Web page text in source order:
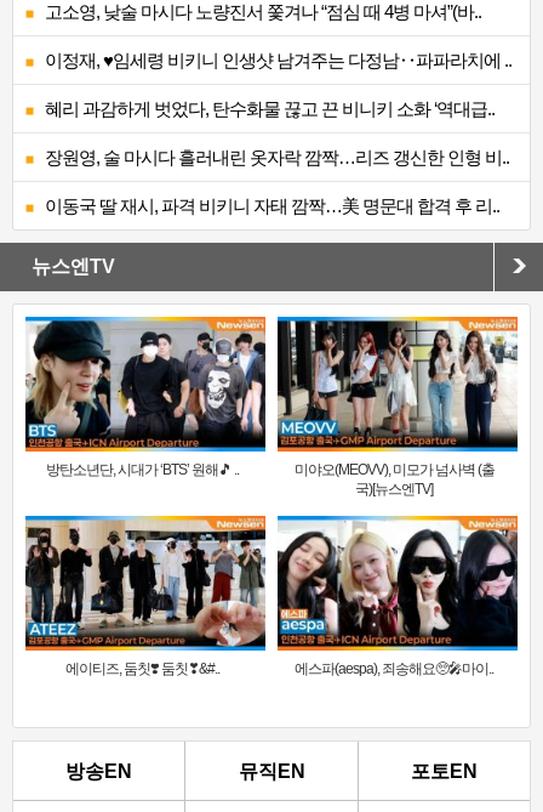
고소영, 낮술 마시다 노량진서 쫓겨나 “점심 때 4병 마셔”(바..
이정재, ♥임세령 비키니 인생샷 남겨주는 다정남‥파파라치에 ..
혜리 과감하게 벗었다, 탄수화물 끊고 끈 비니키 소화 ‘역대급..
장원영, 술 마시다 흘러내린 옷자락 깜짝…리즈 갱신한 인형 비..
이동국 딸 재시, 파격 비키니 자태 깜짝…美 명문대 합격 후 리..
뉴스엔TV
방탄소년단, 시대가 ‘BTS’ 원해🎵 ..
미야오(MEOVV), 미모가 넘사벽 (출
국)[뉴스엔TV]
에이티즈, 둠칫❣️ 둠칫❣&#.. 에스파(aespa), 죄송해요🥺🎤마이..
방송EN 뮤직EN 포토EN